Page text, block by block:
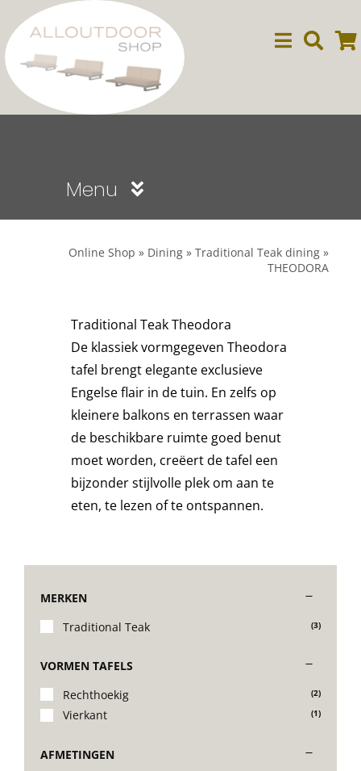
naar
inhoud
Menu
Deck Chairs + voetbanken
Ligbedden
Decoratie kussens
Online Shop » Dining » Traditional Teak dining »
THEODORA
Traditional Teak Theodora
De klassiek vormgegeven Theodora
tafel brengt elegante exclusieve
Engelse flair in de tuin. En zelfs op
kleinere balkons en terrassen waar
de beschikbare ruimte goed benut
moet worden, creëert de tafel een
bijzonder stijlvolle plek om aan te
eten, te lezen of te ontspannen.
MERKEN
Traditional Teak
(3)
VORMEN TAFELS
Rechthoekig
(2)
Vierkant (1)
AFMETINGEN